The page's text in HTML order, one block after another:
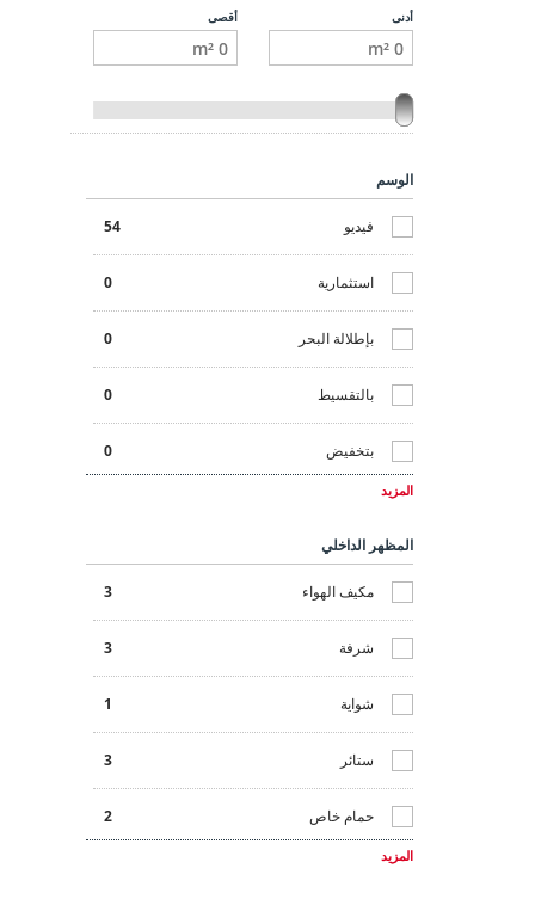
أدنى أقصى
الوسم
فيديو 54
استثمارية 0
بإطلالة البحر 0
بالتقسيط 0
بتخفيض 0
تأجير قصير الأجل 0
جاهزة للسكن 2
جديدة البناء 3
جولف 0
رخيصة 0
عروض مميزة 0
المزيد
المظهر الداخلي
مكيف الهواء 3
شرفة 3
شواية 1
ستائر 3
حمام خاص 2
المزيد